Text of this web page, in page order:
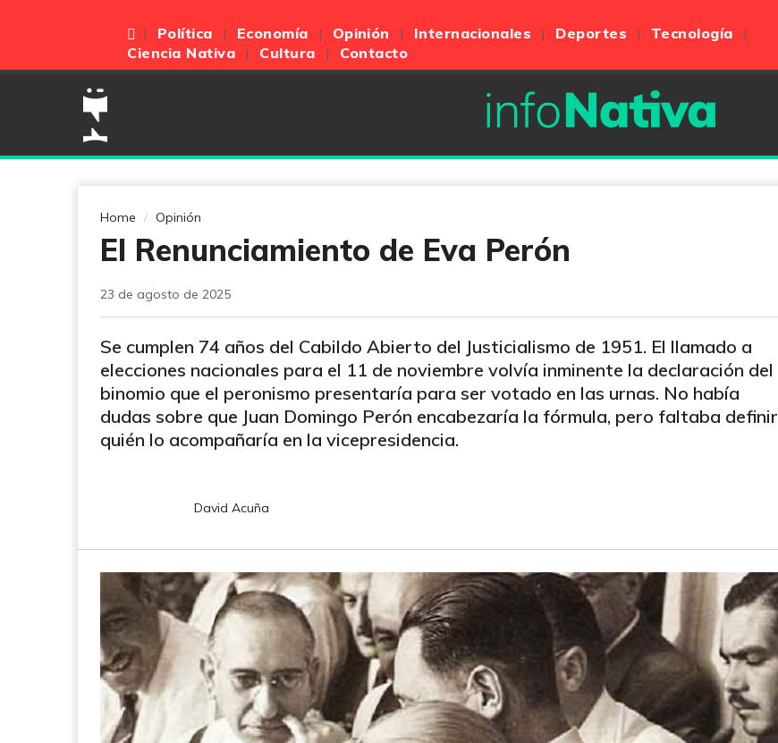
Política Economía Opinión Internacionales Deportes
Tecnología
Ciencia Nativa
Cultura Contacto
Home Opinión
El Renunciamiento de Eva Perón
23 de agosto de 2025
Se cumplen 74 años del Cabildo Abierto del Justicialismo de 1951. El llamado a
elecciones nacionales para el 11 de noviembre volvía inminente la declaración del
binomio que el peronismo presentaría para ser votado en las urnas. No había
dudas sobre que Juan Domingo Perón encabezaría la fórmula, pero faltaba definir
quién lo acompañaría en la vicepresidencia.
David Acuña